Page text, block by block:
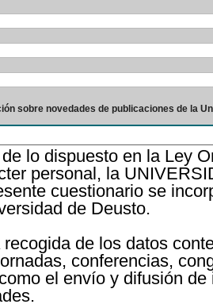
sobre novedades de publicaciones de la
lo dispuesto en la Ley
personal, la
cuestionario se
de Deusto.
de los datos
conferencias,
el envío y difusión